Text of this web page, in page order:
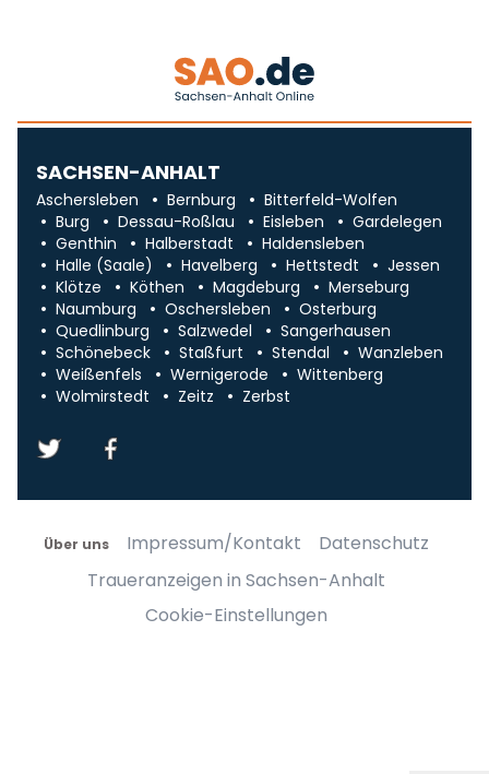
SACHSEN-ANHALT
Aschersleben Bernburg
Bitterfeld-Wolfen
Burg
Dessau-Roßlau Eisleben
Gardelegen
Genthin
Halberstadt
Haldensleben
Halle (Saale)
Havelberg Hettstedt
Jessen
Klötze
Köthen Magdeburg
Merseburg
Naumburg
Oschersleben
Osterburg
Quedlinburg
Salzwedel
Sangerhausen
Schönebeck
Staßfurt Stendal
Wanzleben
Weißenfels
Wernigerode
Wittenberg
Wolmirstedt
Zeitz Zerbst
Über uns Impressum/Kontakt
Datenschutz
Traueranzeigen in Sachsen-Anhalt
Cookie-Einstellungen